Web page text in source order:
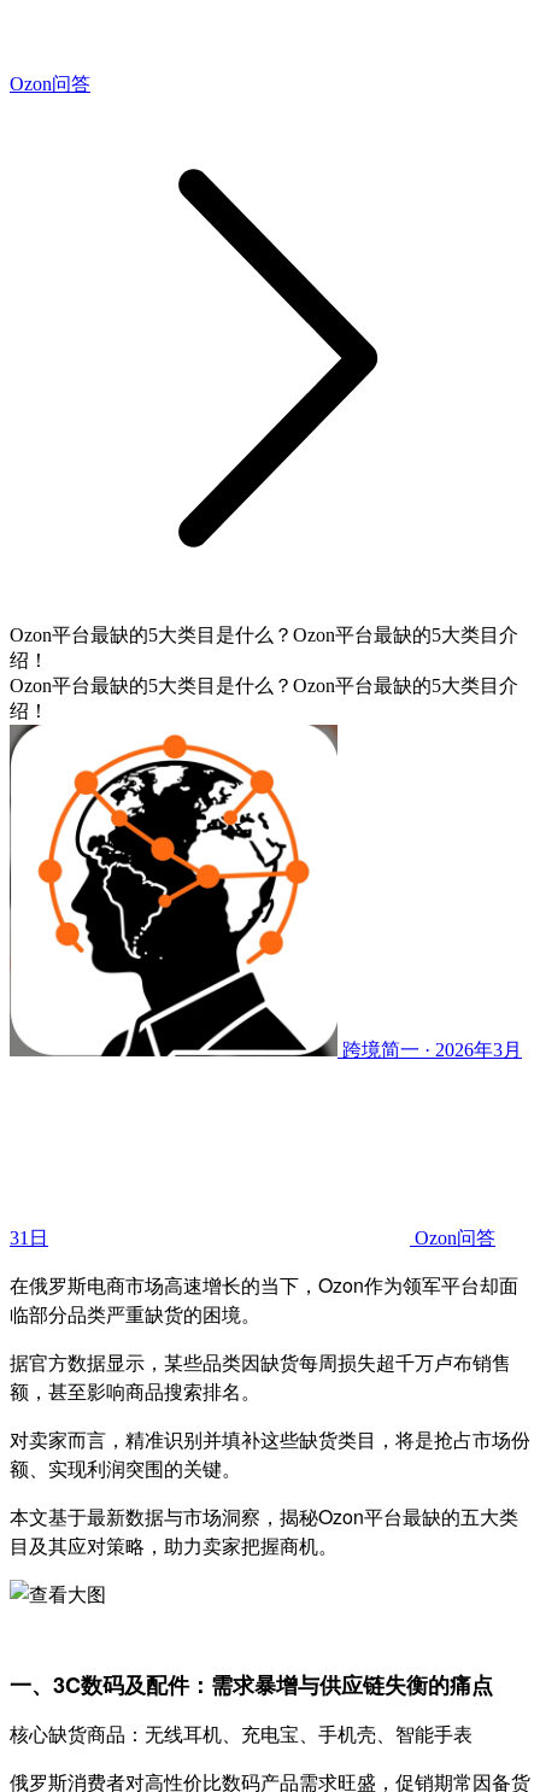
Ozon问答
Ozon平台最缺的5大类目是什么？Ozon平台最缺的5大类目介
绍！
Ozon平台最缺的5大类目是什么？Ozon平台最缺的5大类目介
绍！
跨境简一 · 2026年3月
31日 Ozon问答
在俄罗斯电商市场高速增长的当下，Ozon作为领军平台却面
临部分品类严重缺货的困境。
据官方数据显示，某些品类因缺货每周损失超千万卢布销售
额，甚至影响商品搜索排名。
对卖家而言，精准识别并填补这些缺货类目，将是抢占市场份
额、实现利润突围的关键。
本文基于最新数据与市场洞察，揭秘Ozon平台最缺的五大类
目及其应对策略，助力卖家把握商机。
一、3C数码及配件：需求暴增与供应链失衡的痛点
核心缺货商品：无线耳机、充电宝、手机壳、智能手表
俄罗斯消费者对高性价比数码产品需求旺盛，促销期常因备货